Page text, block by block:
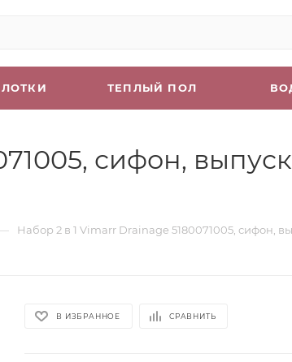
ТЕПЛЫЙ ПОЛ
сифон,
Набор 2 в 1 Vimarr Drainage 5180071005, сифон,
В ИЗБРАННОЕ СРАВНИТЬ